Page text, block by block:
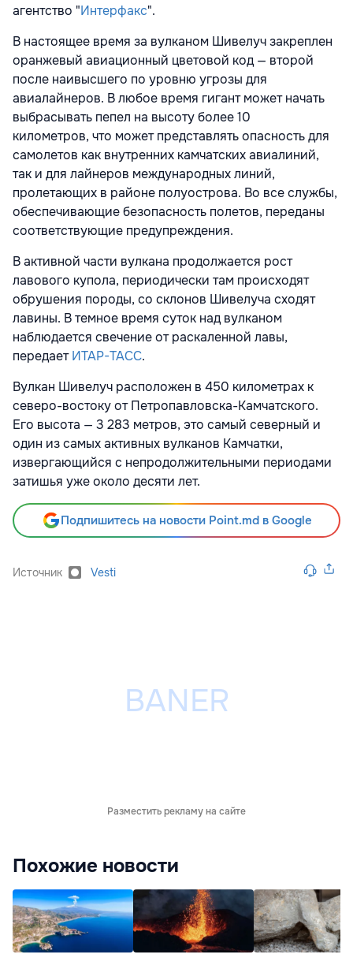
агентство "Интерфакс".
В настоящее время за вулканом Шивелуч закреплен
оранжевый авиационный цветовой код — второй
после наивысшего по уровню угрозы для
авиалайнеров. В любое время гигант может начать
выбрасывать пепел на высоту более 10
километров, что может представлять опасность для
самолетов как внутренних камчатских авиалиний,
так и для лайнеров международных линий,
пролетающих в районе полуострова. Во все службы,
обеспечивающие безопасность полетов, переданы
соответствующие предупреждения.
В активной части вулкана продолжается рост
лавового купола, периодически там происходят
обрушения породы, со склонов Шивелуча сходят
лавины. В темное время суток над вулканом
наблюдается свечение от раскаленной лавы,
передаетИТАР-ТАСС.
Вулкан Шивелуч расположен в 450 километрах к
северо-востоку от Петропавловска-Камчатского.
Его высота — 3 283 метров, это самый северный и
один из самых активных вулканов Камчатки,
извергающийся с непродолжительными периодами
затишья уже около десяти лет.
Подпишитесь на новости Point.md в Google
Источник Vesti
Разместить рекламу на сайте
Похожие новости